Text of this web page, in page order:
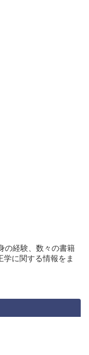
の経験、数々の書籍
に関する情報をま